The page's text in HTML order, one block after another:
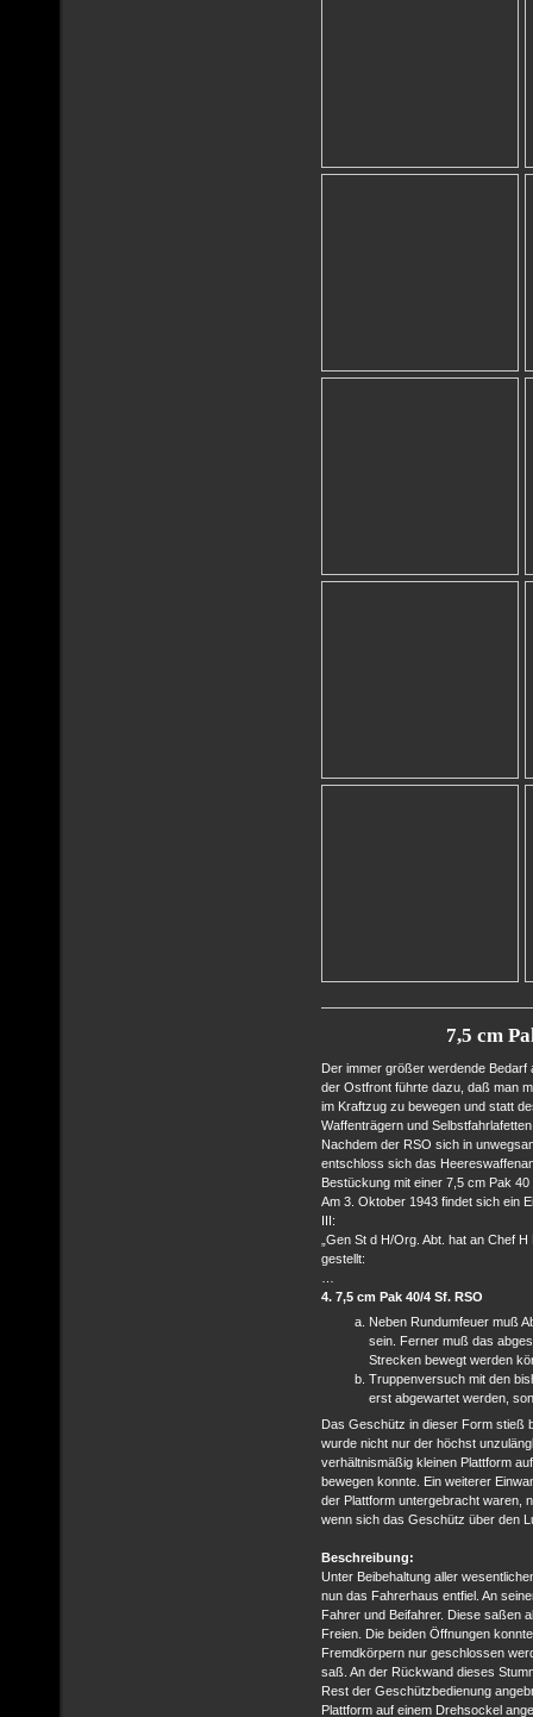
7,5 cm
Der immer größer werdende Bedarf
der Ostfront führte dazu, daß man
im Kraftzug zu bewegen und statt
Waffenträgern und
Nachdem der RSO sich in
entschloss sich das
Bestückung mit einer 7,5 cm Pak
Am 3. Oktober 1943 findet sich ein
III:
„Gen St d H/Org. Abt. hat an Chef
gestellt:
4. 7,5 cm Pak 40/4 Sf. RSO
Neben Rundumfeuer muß
sein. Ferner muß das
Strecken bewegt werden
Truppenversuch mit den
erst abgewartet werden,
Das Geschütz in dieser Form stieß
wurde nicht nur der höchst
verhältnismäßig kleinen Plattform
bewegen konnte. Ein weiterer
der Plattform untergebracht waren,
wenn sich das Geschütz über den
Beschreibung:
Unter Beibehaltung aller
nun das Fahrerhaus entfiel. An
Fahrer und Beifahrer. Diese saßen
Freien. Die beiden Öffnungen
Fremdkörpern nur geschlossen
saß. An der Rückwand dieses
Rest der Geschützbedienung
Plattform auf einem Drehsockel